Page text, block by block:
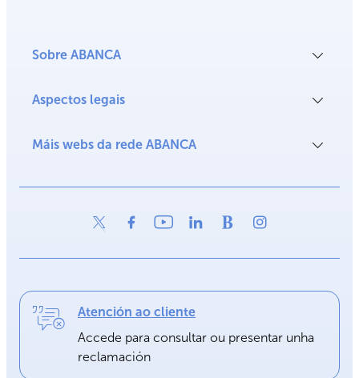
Sobre ABANCA
Aspectos legais
Máis webs da rede ABANCA
Atención ao cliente
Accede para consultar ou presentar unha
reclamación